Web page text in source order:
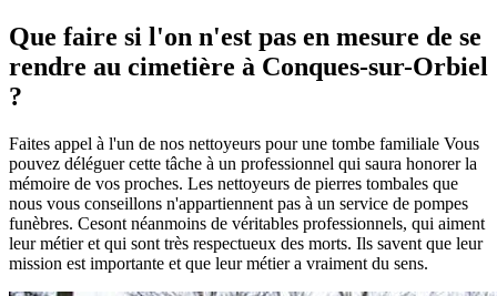
Que faire si l'on n'est pas en mesure de se
rendre au cimetière à Conques-sur-Orbiel
?
Faites appel à l'un de nos nettoyeurs pour une tombe familiale Vous
pouvez déléguer cette tâche à un professionnel qui saura honorer la
mémoire de vos proches. Les nettoyeurs de pierres tombales que
nous vous conseillons n'appartiennent pas à un service de pompes
funèbres. Cesont néanmoins de véritables professionnels, qui aiment
leur métier et qui sont très respectueux des morts. Ils savent que leur
mission est importante et que leur métier a vraiment du sens.